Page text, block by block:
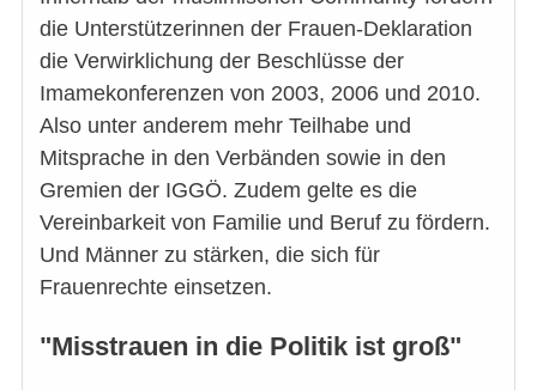
die Unterstützerinnen der Frauen-Deklaration
die Verwirklichung der Beschlüsse der
Imamekonferenzen von 2003, 2006 und 2010.
Also unter anderem mehr Teilhabe und
Mitsprache in den Verbänden sowie in den
Gremien der IGGÖ. Zudem gelte es die
Vereinbarkeit von Familie und Beruf zu fördern.
Und Männer zu stärken, die sich für
Frauenrechte einsetzen.
"Misstrauen in die Politik ist groß"